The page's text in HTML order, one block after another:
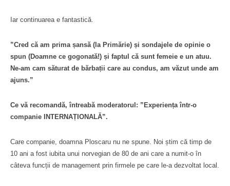
Iar continuarea e fantastică.
”Cred că am prima șansă (la Primărie) și sondajele de opinie o
spun (Doamne ce gogonată!) și faptul că sunt femeie e un atuu.
Ne-am cam săturat de bărbații care au condus, am văzut unde am
ajuns.”
Ce vă recomandă, întreabă moderatorul: ”Experiența într-o
companie INTERNAȚIONALĂ”.
Care companie, doamna Ploscaru nu ne spune. Noi știm că timp de
10 ani a fost iubita unui norvegian de 80 de ani care a numit-o în
câteva funcții de management prin firmele pe care le-a dezvoltat local.